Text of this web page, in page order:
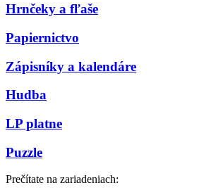
Hrnčeky a fľaše
Papiernictvo
Zápisníky a kalendáre
Hudba
LP platne
Puzzle
Prečítate na zariadeniach: